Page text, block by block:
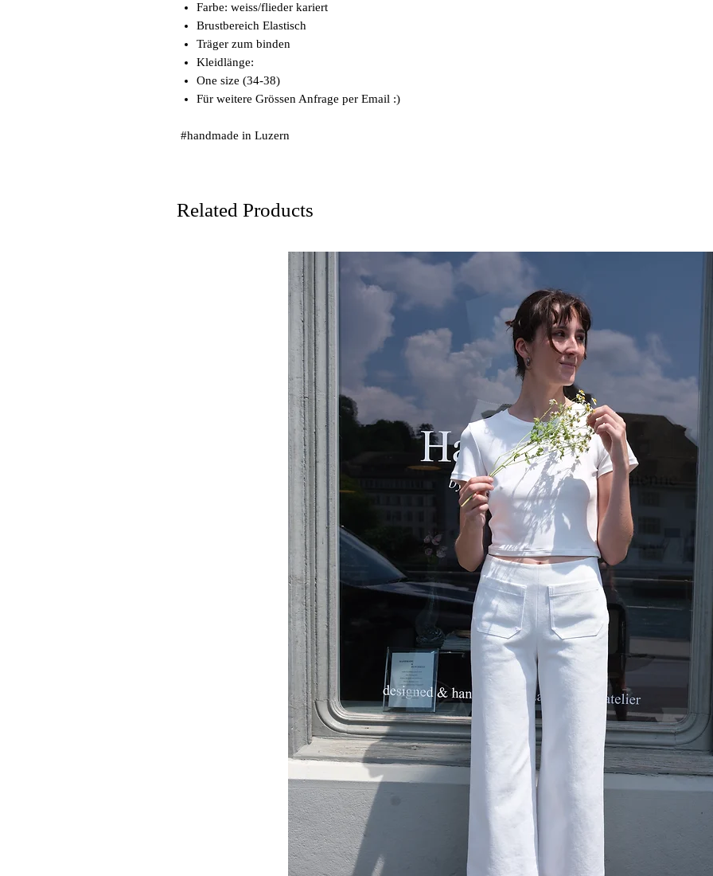
Farbe: weiss/flieder kariert
Brustbereich Elastisch
Träger zum binden
Kleidlänge:
One size (34-38)
Für weitere Grössen Anfrage per Email :)
#handmade in Luzern
Related Products